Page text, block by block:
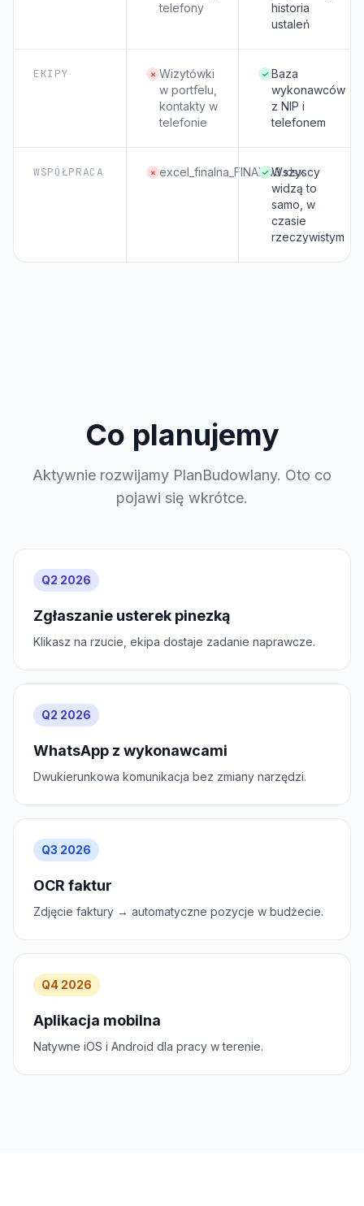
telefony
historia
ustaleń
EKIPY × Wizytówki
w portfelu,
kontakty w
telefonie
✓ Baza
wykonawców
z NIP i
telefonem
WSPÓŁPRACA × excel_finalna_FINAL_v3.xlsx
✓ Wszyscy
widzą to
samo, w
czasie
rzeczywistym
Co planujemy
Aktywnie rozwijamy PlanBudowlany. Oto co
pojawi się wkrótce.
Q2 2026
Zgłaszanie usterek pinezką
Klikasz na rzucie, ekipa dostaje zadanie naprawcze.
Q2 2026
WhatsApp z wykonawcami
Dwukierunkowa komunikacja bez zmiany narzędzi.
Q3 2026
OCR faktur
Zdjęcie faktury → automatyczne pozycje w budżecie.
Q4 2026
Aplikacja mobilna
Natywne iOS i Android dla pracy w terenie.